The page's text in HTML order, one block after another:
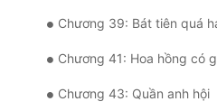
Chương 39: Bát tiên quá
Chương 41: Hoa hồng có
Chương 43: Quần anh hội